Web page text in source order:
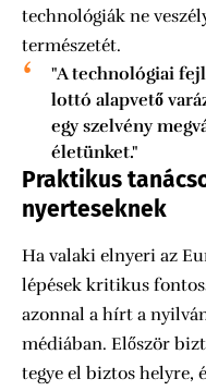
technológiák ne
természetét.
"A technológiai
lottó alapvető
egy szelvény
életünket."
Praktikus
nyerteseknek
Ha valaki elnyeri az
lépések kritikus
azonnal a hírt a
médiában. Először
tegye el biztos helyre,